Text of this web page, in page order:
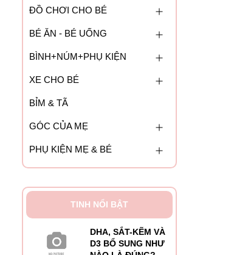
ĐỒ CHƠI CHO BÉ
BÉ ĂN - BÉ UỐNG
BÌNH+NÚM+PHỤ KIỆN
XE CHO BÉ
BỈM & TÃ
GÓC CỦA MẸ
PHỤ KIỆN MẸ & BÉ
TINH NỔI BẬT
DHA, SẮT-KẼM VÀ
D3 BỔ SUNG NHƯ